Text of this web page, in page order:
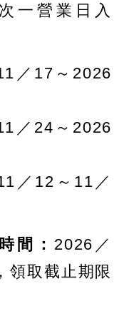
一營業日入
／17～2026
／24～2026
／12～11／
間： 2026／
領取截止期限